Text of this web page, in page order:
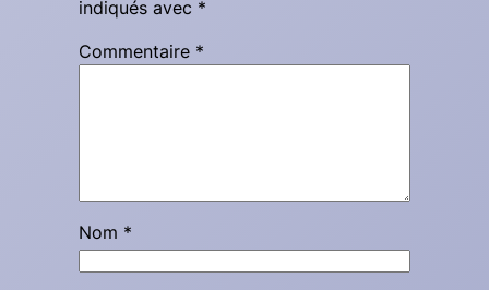
indiqués avec *
Commentaire *
Nom *